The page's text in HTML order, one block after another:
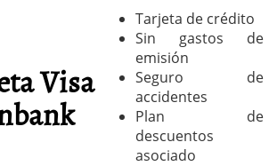
Visa
Tarjeta de crédito
Sin gastos de
emisión
Seguro de
accidentes
Plan de
descuentos
asociado